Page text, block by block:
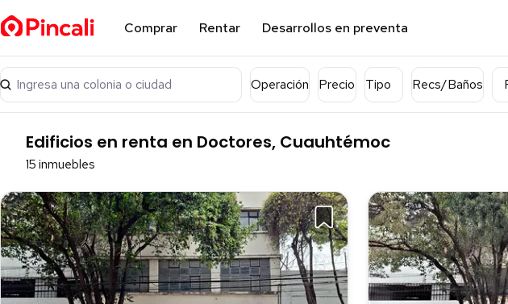
Comprar Rentar Desarrollos en preventa
Ingresa una colonia o ciudad Operación Precio Tipo Recs/Baños
Edificios en renta en Doctores, Cuauhtémoc
15 inmuebles